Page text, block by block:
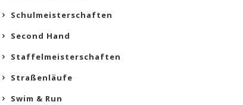
Schulmeisterschaften
Second Hand
Staffelmeisterschaften
Straßenläufe
Swim & Run